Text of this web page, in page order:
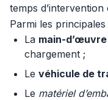
temps
Parmi les principales
La main-d’œuvre
chargement ;
Le véhicule de
Le matériel